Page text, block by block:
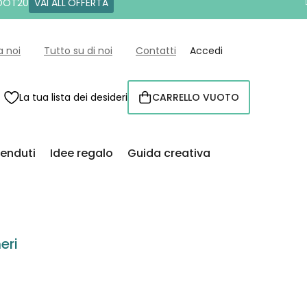
VAI ALL'OFFERTA
noi Tutto su di noi Contatti Accedi
La tua lista dei desideri CARRELLO
CARRELLO VUOTO
Idee regalo Guida creativa